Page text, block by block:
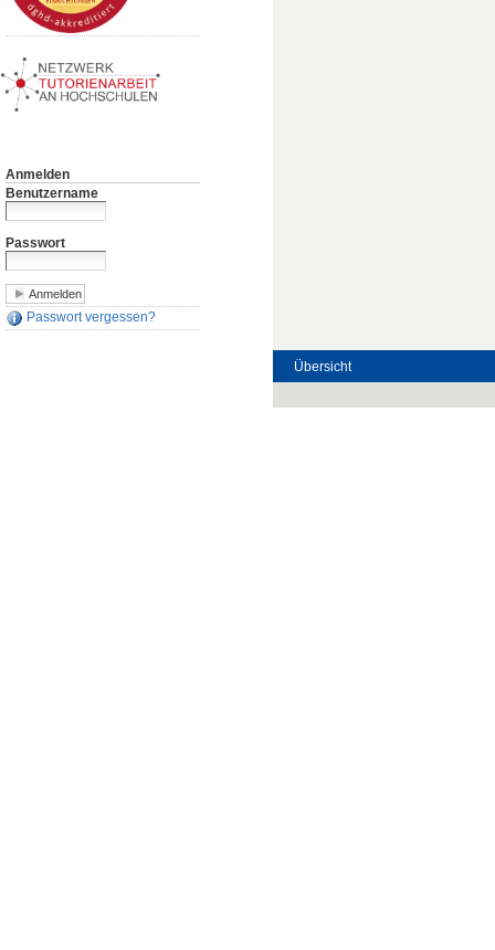
Anmelden
Benutzername
Passwort
Passwort vergessen?
Übersicht